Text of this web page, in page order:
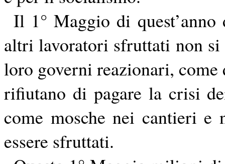
Il 1° Maggio di
altri lavoratori sfruttati non
loro governi reazionari,
rifiutano di pagare la crisi
come mosche nei cantieri
essere sfruttati.